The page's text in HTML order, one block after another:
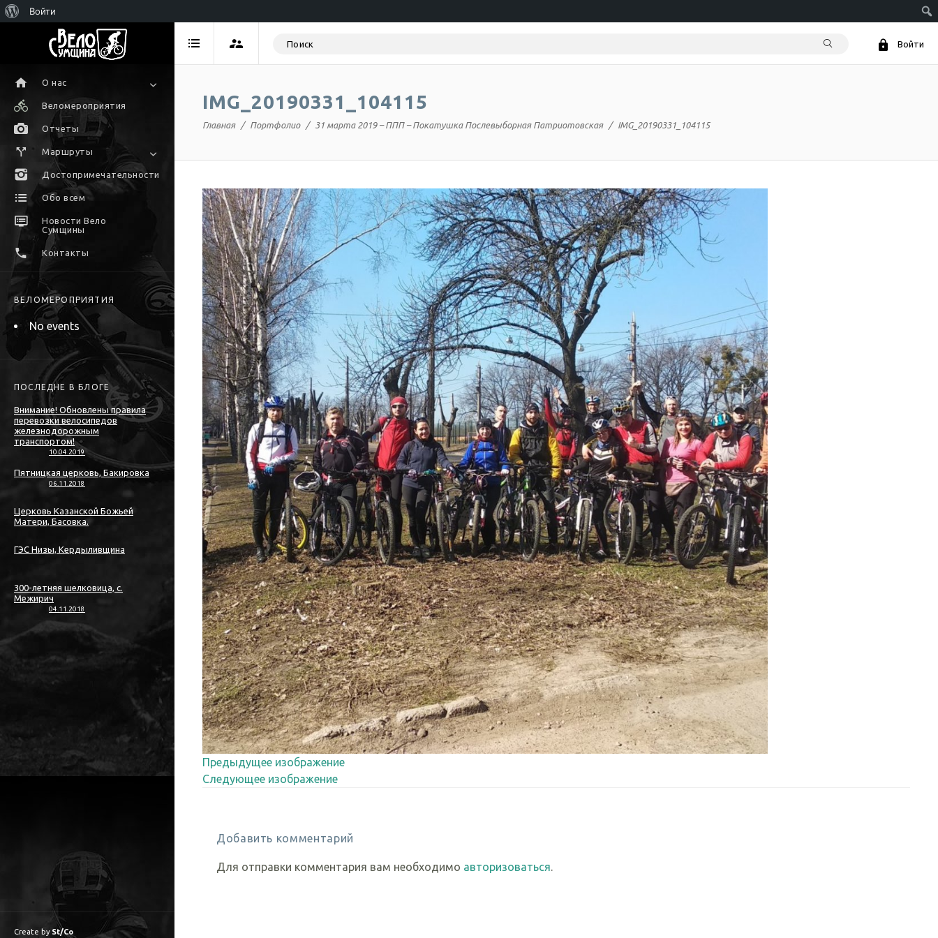
О нас
Веломероприятия
Отчеты
Маршруты
Достопримечательности
Обо всем
Новости Вело
Сумщины
Контакты
ВЕЛОМЕРОПРИЯТИЯ
No events
ПОСЛЕДНЕ В БЛОГЕ
Внимание! Обновлены правила
перевозки велосипедов
железнодорожным
транспортом!
10.04.2019
Пятницкая церковь, Бакировка
06.11.2018
Церковь Казанской Божьей
Матери, Басовка.
ГЭС Низы, Кердыливщина
300-летняя шелковица, с.
Межирич
04.11.2018
Create by St/Co
Войти
IMG_20190331_104115
Главная Портфолио 31 марта 2019 – ППП – Покатушка Послевыборная Патриотовская IMG_20190331_104115
Предыдущее изображение
Следующее изображение
Добавить комментарий
Для отправки комментария вам необходимо авторизоваться.
Войти